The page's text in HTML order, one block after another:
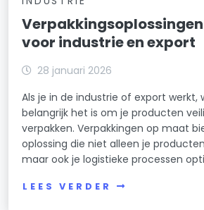
voor industrie en export
28 januari 2026
Als je in de industrie of export werkt,
belangrijk het is om je producten
verpakken. Verpakkingen op maat
oplossing die niet alleen je
maar ook je logistieke processen
LEES VERDER